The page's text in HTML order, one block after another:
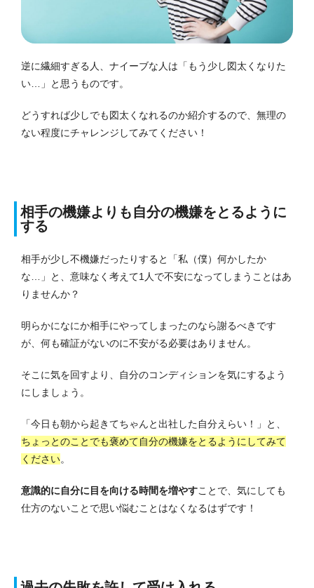
逆に繊細すぎる人、ナイーブな人は「もう少し図太くなりた
い…」と思うものです。
どうすれば少しでも図太くなれるのか紹介するので、無理の
ない程度にチャレンジしてみてください！
相手の機嫌よりも自分の機嫌をとるように
する
相手が少し不機嫌だったりすると「私（僕）何かしたか
な…」と、意味なく考えて1人で不安になってしまうことはあ
りませんか？
明らかになにか相手にやってしまったのなら謝るべきです
が、何も確証がないのに不安がる必要はありません。
そこに気を回すより、自分のコンディションを気にするよう
にしましょう。
「今日も朝から起きてちゃんと出社した自分えらい！」と、
ちょっとのことでも褒めて自分の機嫌をとるようにしてみて
ください。
意識的に自分に目を向ける時間を増やすことで、気にしても
仕方のないことで思い悩むことはなくなるはずです！